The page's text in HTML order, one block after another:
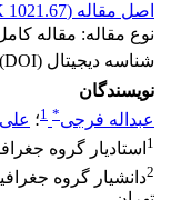
اصل مقاله (1021.67 K
نوع مقاله: مقاله
شناسه دیجیتال (DOI):
نویسندگان
عبداله فرجی*
1؛
1 استادیار گروه
2دانشیار گروه